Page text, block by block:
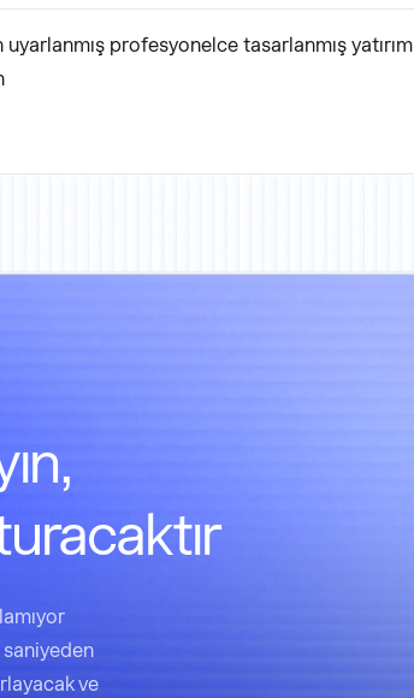
uyarlanmış profesyonelce tasarlanmış yatırım
saniyeden
ve